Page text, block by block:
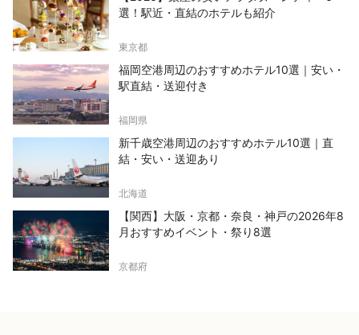
選！駅近・直結のホテルも紹介
東京都
福岡空港周辺のおすすめホテル10選｜安い・
駅直結・送迎付き
福岡県
新千歳空港周辺のおすすめホテル10選｜直
結・安い・送迎あり
北海道
【関西】大阪・京都・奈良・神戸の2026年8
月おすすめイベント・祭り8選
京都府